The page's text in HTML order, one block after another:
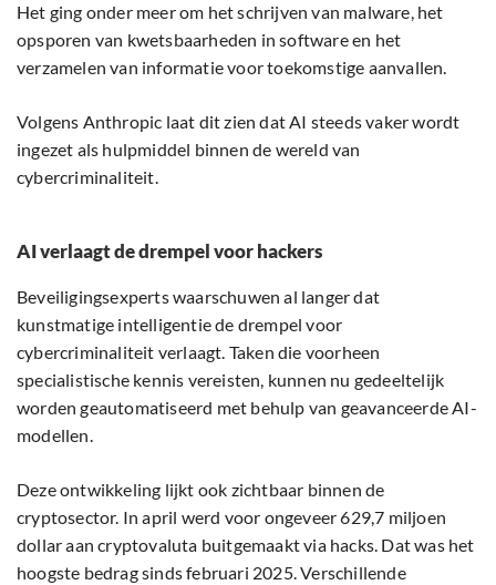
Het ging onder meer om het schrijven van malware, het
opsporen van kwetsbaarheden in software en het
verzamelen van informatie voor toekomstige aanvallen.
Volgens Anthropic laat dit zien dat AI steeds vaker wordt
ingezet als hulpmiddel binnen de wereld van
cybercriminaliteit.
AI verlaagt de drempel voor hackers
Beveiligingsexperts waarschuwen al langer dat
kunstmatige intelligentie de drempel voor
cybercriminaliteit verlaagt. Taken die voorheen
specialistische kennis vereisten, kunnen nu gedeeltelijk
worden geautomatiseerd met behulp van geavanceerde AI-
modellen.
Deze ontwikkeling lijkt ook zichtbaar binnen de
cryptosector. In april werd voor ongeveer 629,7 miljoen
dollar aan cryptovaluta buitgemaakt via hacks. Dat was het
hoogste bedrag sinds februari 2025. Verschillende